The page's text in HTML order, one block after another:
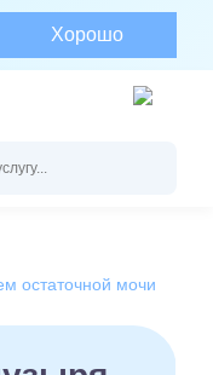
Хорошо
остаточной мочи